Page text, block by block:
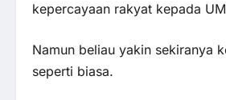
kepercayaan rakyat kepada
Namun beliau yakin sekiranya
seperti biasa.